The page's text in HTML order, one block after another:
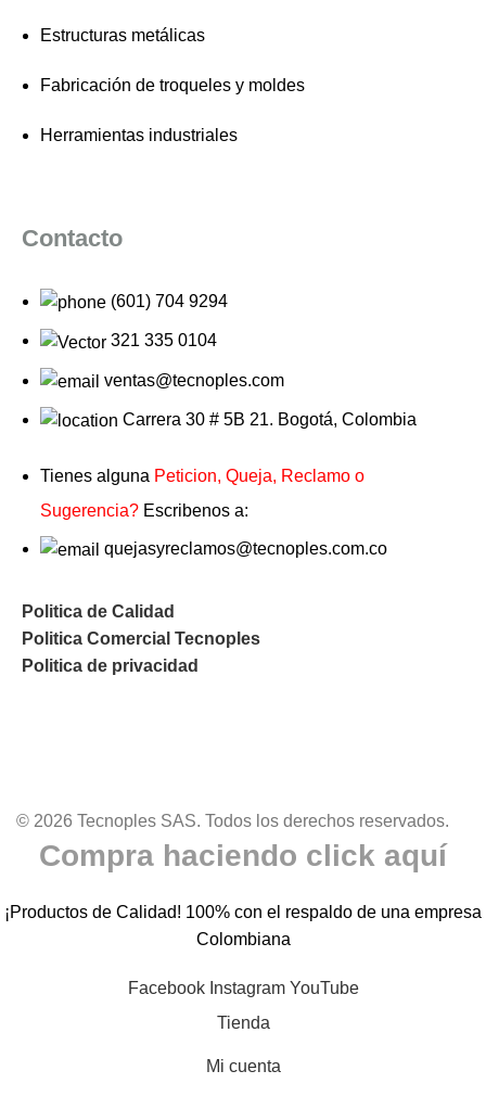
Estructuras metálicas
Fabricación de troqueles y moldes
Herramientas industriales
Contacto
(601) 704 9294
321 335 0104
ventas@tecnoples.com
Carrera 30 # 5B 21. Bogotá, Colombia
Tienes alguna Peticion, Queja, Reclamo o
Sugerencia? Escribenos a:
quejasyreclamos@tecnoples.com.co
Politica de Calidad
Politica Comercial Tecnoples
Politica de privacidad
© 2026 Tecnoples SAS. Todos los derechos reservados.
Compra haciendo click aquí
¡Productos de Calidad! 100% con el respaldo de una empresa
Colombiana
Facebook Instagram YouTube
Tienda
Mi cuenta